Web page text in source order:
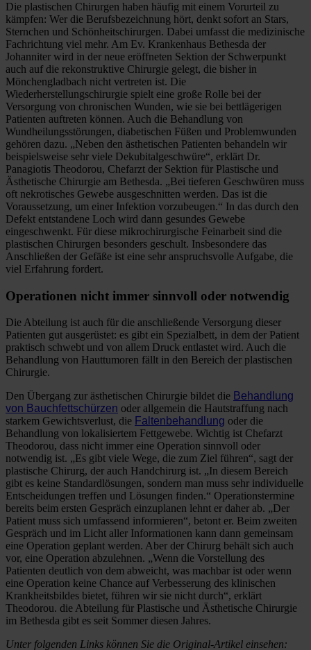
Die plastischen Chirurgen haben häufig mit einem Vorurteil zu
kämpfen: Wer die Berufsbezeichnung hört, denkt sofort an Stars,
Sternchen und Schönheitschirurgen. Dabei umfasst die medizinische
Fachrichtung viel mehr. Am Ev. Krankenhaus Bethesda der
Johanniter wird in der neue eröffneten Sektion der Schwerpunkt
auch auf die rekonstruktive Chirurgie gelegt, die bisher in
Mönchengladbach nicht vertreten ist. Die
Wiederherstellungschirurgie spielt eine große Rolle bei der
Versorgung von chronischen Wunden, wie sie bei bettlägerigen
Patienten auftreten können. Auch die Behandlung von
Wundheilungsstörungen, diabetischen Füßen und Problemwunden
gehören dazu. „Neben den ästhetischen Patienten behandeln wir
beispielsweise sehr viele Dekubitalgeschwüre“, erklärt Dr.
Panagiotis Theodorou, Chefarzt der Sektion für Plastische und
Ästhetische Chirurgie am Bethesda. „Bei tieferen Geschwüren muss
oft nekrotisches Gewebe ausgeschnitten werden. Das ist die
Voraussetzung, um einer Infektion vorzubeugen.“ In das durch den
Defekt entstandene Loch wird dann gesundes Gewebe
eingeschwenkt. Für diese mikrochirurgische Feinarbeit sind die
plastischen Chirurgen besonders geschult. Insbesondere das
Anschließen der Gefäße ist eine sehr anspruchsvolle Aufgabe, die
viel Erfahrung fordert.
Operationen nicht immer sinnvoll oder notwendig
Die Abteilung ist auch für die anschließende Versorgung dieser
Patienten gut ausgerüstet: es gibt ein Spezialbett, in dem der Patient
praktisch schwebt und von allem Druck entlastet wird. Auch die
Behandlung von Hauttumoren fällt in den Bereich der plastischen
Chirurgie.
Den Übergang zur ästhetischen Chirurgie bildet die Behandlung
von Bauchfettschürzen oder allgemein die Hautstraffung nach
starkem Gewichtsverlust, die Faltenbehandlung oder die
Behandlung von lokalisiertem Fettgewebe. Wichtig ist Chefarzt
Theodorou, dass nicht immer eine Operation sinnvoll oder
notwendig ist. „Es gibt viele Wege, die zum Ziel führen“, sagt der
plastische Chirurg, der auch Handchirurg ist. „In diesem Bereich
gibt es keine Standardlösungen, sondern man muss sehr individuelle
Entscheidungen treffen und Lösungen finden.“ Operationstermine
bereits beim ersten Gespräch einzuplanen lehnt er daher ab. „Der
Patient muss sich umfassend informieren“, betont er. Beim zweiten
Gespräch und im Licht aller Informationen kann dann gemeinsam
eine Operation geplant werden. Aber der Chirurg behält sich auch
vor, eine Operation abzulehnen. „Wenn die Vorstellung des
Patienten deutlich von dem abweicht, was machbar ist oder wenn
eine Operation keine Chance auf Verbesserung des klinischen
Krankheitsbildes bietet, führen wir sie nicht durch“, erklärt
Theodorou. die Abteilung für Plastische und Ästhetische Chirurgie
im Bethesda gibt es seit Sommer diesen Jahres.
Unter folgenden Links können Sie die Original-Artikel einsehen: